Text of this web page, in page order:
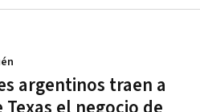
argentinos traen a